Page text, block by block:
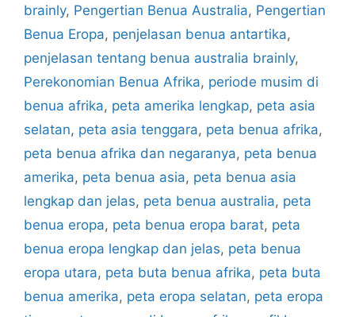
brainly, Pengertian Benua Australia, Pengertian
Benua Eropa, penjelasan benua antartika,
penjelasan tentang benua australia brainly,
Perekonomian Benua Afrika, periode musim di
benua afrika, peta amerika lengkap, peta asia
selatan, peta asia tenggara, peta benua afrika,
peta benua afrika dan negaranya, peta benua
amerika, peta benua asia, peta benua asia
lengkap dan jelas, peta benua australia, peta
benua eropa, peta benua eropa barat, peta
benua eropa lengkap dan jelas, peta benua
eropa utara, peta buta benua afrika, peta buta
benua amerika, peta eropa selatan, peta eropa